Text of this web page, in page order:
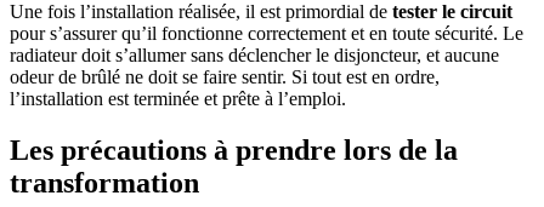
Une fois l’installation réalisée, il est primordial de tester le circuit
pour s’assurer qu’il fonctionne correctement et en toute sécurité. Le
radiateur doit s’allumer sans déclencher le disjoncteur, et aucune
odeur de brûlé ne doit se faire sentir. Si tout est en ordre,
l’installation est terminée et prête à l’emploi.
Les précautions à prendre lors de la
transformation